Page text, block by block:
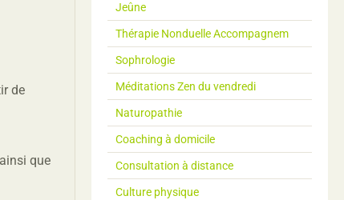
de
que
Jeûne
Thérapie Nonduelle Accompagnem
Sophrologie
Méditations Zen du vendredi
Naturopathie
Coaching à domicile
Consultation à distance
Culture physique